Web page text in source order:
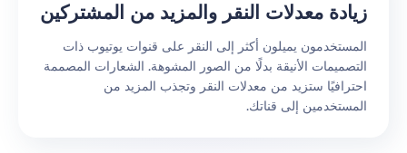
زيادة معدلات النقر والمزيد من المشتركين
المستخدمون يميلون أكثر إلى النقر على قنوات يوتيوب ذات
التصميمات الأنيقة بدلًا من الصور المشوهة. الشعارات المصممة
احترافيًا ستزيد من معدلات النقر وتجذب المزيد من
المستخدمين إلى قناتك.